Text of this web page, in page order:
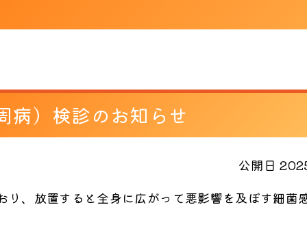
病）検診のお知らせ
公開日
り、放置すると全身に広がって悪影響を及ぼす細菌